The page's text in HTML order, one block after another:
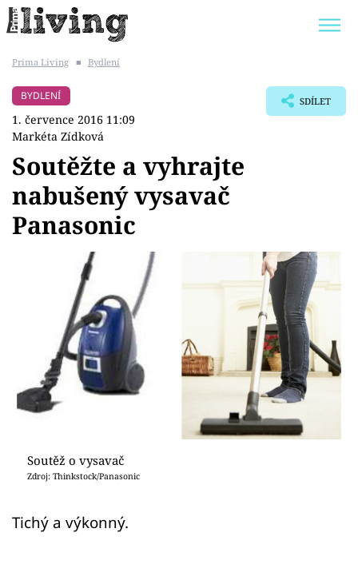
BYDLENÍ SLAVNÝCH
Témata
Bydlení
Zahrada
Design
Sledujte prima+
Přihlášení
Sledujte nás
Prima Living ■ Bydlení
BYDLENÍ
1. července 2016 11:09
Markéta Zídková
SDÍLET
Soutěžte a vyhrajte
nabušený vysavač
Panasonic
Soutěž o vysavač
Zdroj: Thinkstock/Panasonic
Tichý a výkonný.